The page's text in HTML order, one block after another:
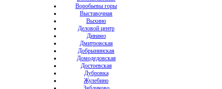
Воробьевы горы
Выставочная
Выхино
Деловой центр
Динамо
Дмитровская
Добрынинская
Домодедовская
Достоевская
Дубровка
Жулебино